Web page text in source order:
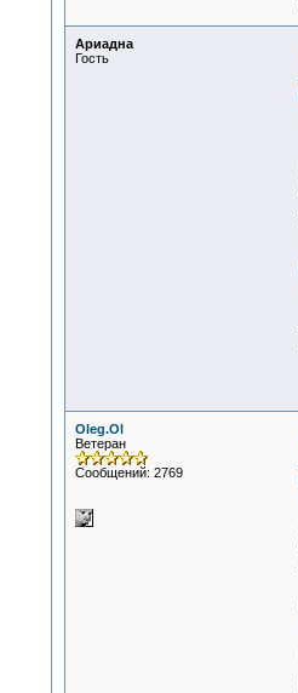
Ариадна
Гость
Oleg.Ol
Ветеран
Сообщений: 2769